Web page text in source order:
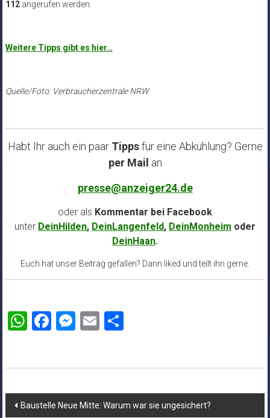
112angerufen werden.
Weitere Tipps gibt es hier…
Quelle/Foto: Verbraucherzentrale NRW
Habt Ihr auch ein paar Tippsfür eine Abkühlung? Gerne
per Mail an
presse@anzeiger24.de
oder als Kommentar bei Facebook
unter DeinHilden, DeinLangenfeld, DeinMonheim oder
DeinHaan.
Euch hat unser Beitrag gefallen? Dann liked und teilt ihn gerne.
WhatsApp
Facebook
Messenger
EmailTeilen
Beitragsnavigation
Baustelle Neue Mitte: Warum war sie ungesichert?